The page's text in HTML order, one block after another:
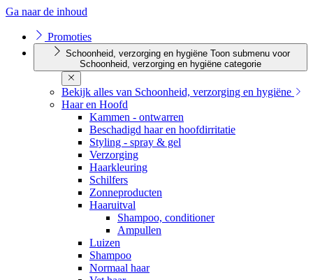
Ga naar de inhoud
Promoties
Schoonheid, verzorging en hygiëne Toon submenu voor
Schoonheid, verzorging en hygiëne categorie
Bekijk alles van Schoonheid, verzorging en hygiëne
Haar en Hoofd
Kammen - ontwarren
Beschadigd haar en hoofdirritatie
Styling - spray & gel
Verzorging
Haarkleuring
Schilfers
Zonneproducten
Haaruitval
Shampoo, conditioner
Ampullen
Luizen
Shampoo
Normaal haar